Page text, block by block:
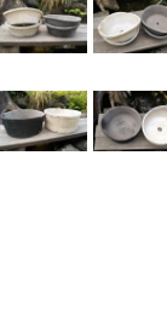
一括購入
WEB限定商品
Sale商品